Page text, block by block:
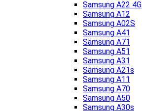
Samsung A22 4G
Samsung A12
Samsung A02S
Samsung A41
Samsung A71
Samsung A51
Samsung A31
Samsung A21s
Samsung A11
Samsung A70
Samsung A50
Samsung A30s